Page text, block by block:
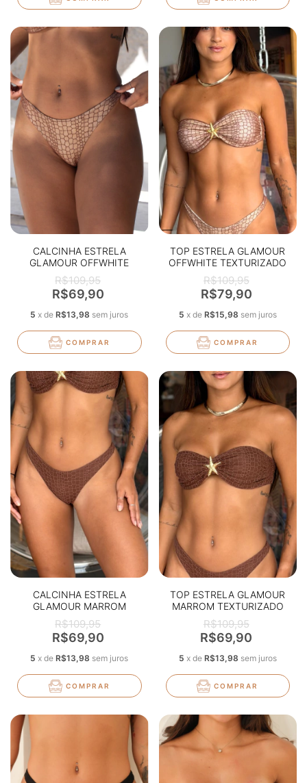
CALCINHA ESTRELA
GLAMOUR OFFWHITE
TEXTURIZADO
R$109,95
R$69,90
5 xdeR$13,98 sem juros
COMPRAR
TOP ESTRELA GLAMOUR
OFFWHITE TEXTURIZADO
R$109,95
R$79,90
5 x de R$15,98 sem juros
COMPRAR
CALCINHA ESTRELA
GLAMOUR MARROM
TEXTURIZADO
R$109,95
R$69,90
5 xdeR$13,98 sem juros
COMPRAR
TOP ESTRELA GLAMOUR
MARROM TEXTURIZADO
R$109,95
R$69,90
5 x de R$13,98 sem juros
COMPRAR